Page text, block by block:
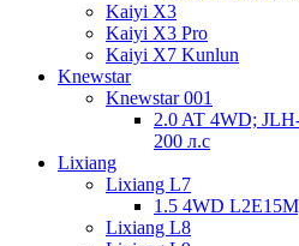
Kaiyi X3
Kaiyi X3 Pro
Kaiyi X7 Kunlun
Knewstar
Knewstar 001
2.0 AT 4WD;
200 л.с
Lixiang
Lixiang L7
1.5 4WD
Lixiang L8